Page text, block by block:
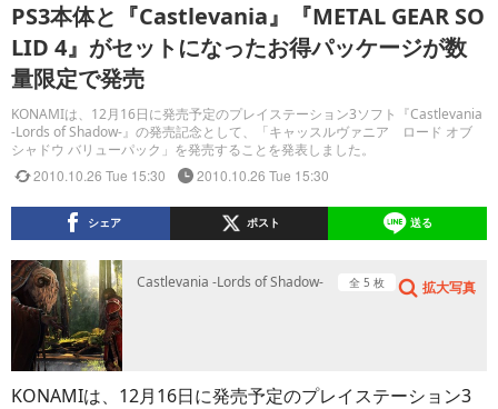
PS3本体と『Castlevania』『METAL GEAR SO
LID 4』がセットになったお得パッケージが数
量限定で発売
KONAMIは、12月16日に発売予定のプレイステーション3ソフト『Castlevania
-Lords of Shadow-』の発売記念として、「キャッスルヴァニア ロード オブ
シャドウ バリューパック」を発売することを発表しました。
2010.10.26 Tue 15:30 2010.10.26 Tue 15:30
シェア ポスト 送る
Castlevania -Lords of Shadow- 全 5 枚 拡大写真
KONAMIは、12月16日に発売予定のプレイステーション3